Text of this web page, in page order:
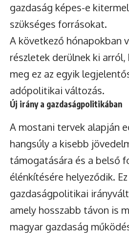
gazdaság képes-e
szükséges forrásokat.
A következő hónapokban
részletek derülnek ki
meg ez az egyik
adópolitikai változás.
Új irány a gazdaságpolitikában
A mostani tervek alapján
hangsúly a kisebb
támogatására és a belső
élénkítésére helyeződik.
gazdaságpolitikai
amely hosszabb távon is
magyar gazdaság